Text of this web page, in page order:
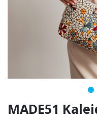
MADE51